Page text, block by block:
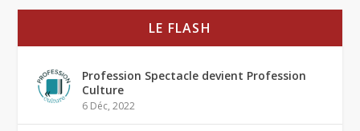
LE FLASH
Profession Spectacle devient Profession
Culture
6 Déc, 2022